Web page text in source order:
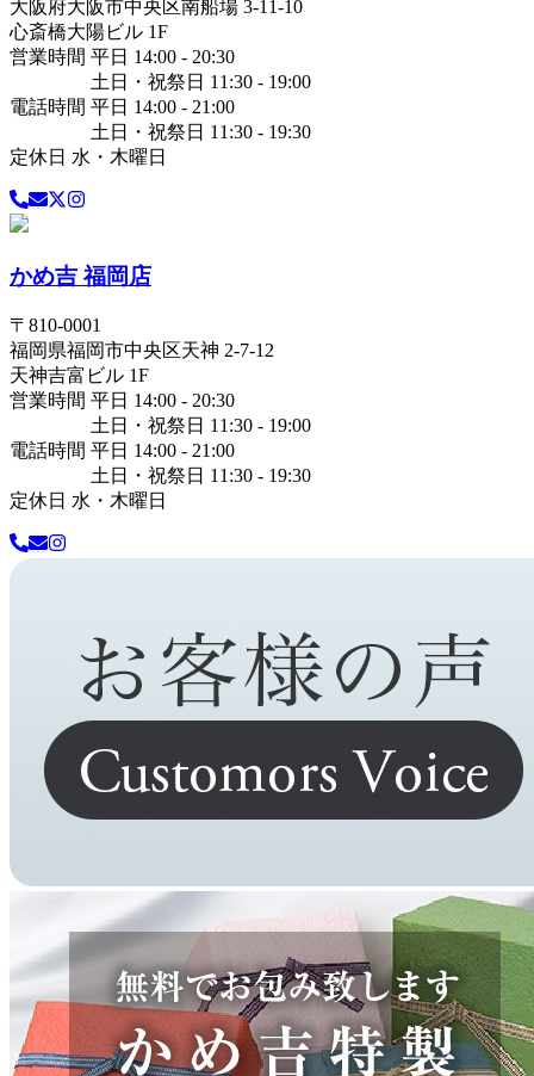
大阪府大阪市中央区南船場 3-11-10
心斎橋大陽ビル 1F
営業時間 平日 14:00 - 20:30
土日・祝祭日 11:30 - 19:00
電話時間 平日 14:00 - 21:00
土日・祝祭日 11:30 - 19:30
定休日 水・木曜日
かめ吉 福岡店
〒 810-0001
福岡県福岡市中央区天神 2-7-12
天神吉富ビル 1F
営業時間 平日 14:00 - 20:30
土日・祝祭日 11:30 - 19:00
電話時間 平日 14:00 - 21:00
土日・祝祭日 11:30 - 19:30
定休日 水・木曜日